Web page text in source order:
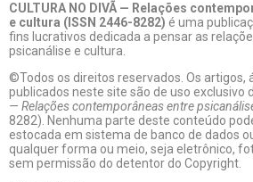
CULTURA NO DIVÃ — Relações
e cultura (ISSN 2446-8282) é uma
fins lucrativos dedicada a pensar as
psicanálise e cultura.
©Todos os direitos reservados. Os artigos,
publicados neste site são de uso exclusivo
— Relações contemporâneas entre
8282). Nenhuma parte deste conteúdo
estocada em sistema de banco de dados
qualquer forma ou meio, seja eletrônico,
sem permissão do detentor do Copyright.